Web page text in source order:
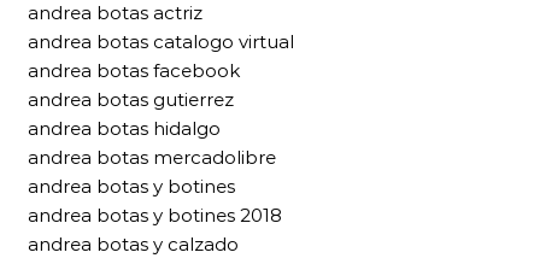
andrea botas actriz
andrea botas catalogo virtual
andrea botas facebook
andrea botas gutierrez
andrea botas hidalgo
andrea botas mercadolibre
andrea botas y botines
andrea botas y botines 2018
andrea botas y calzado